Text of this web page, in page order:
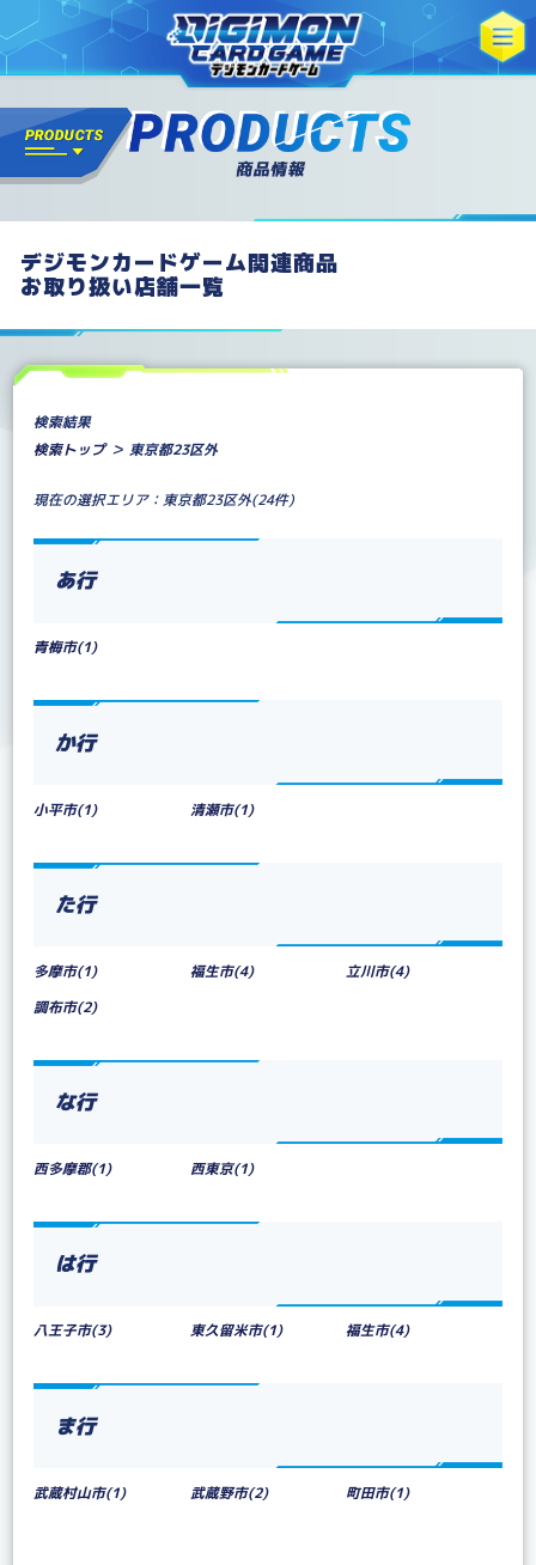
デジモンカードゲーム関連商品
お取り扱い店舗一覧
検索結果
検索トップ＞ 東京都23区外
現在の選択エリア：東京都23区外(24件)
あ行
青梅市(1)
か行
小平市(1) 清瀬市(1)
た行
多摩市(1) 福生市(4)
立川市(4)
調布市(2)
な行
西多摩郡(1) 西東京(1)
は行
八王子市(3) 東久留米市(1) 福生市(4)
ま行
武蔵村山市(1) 武蔵野市(2) 町田市(1)